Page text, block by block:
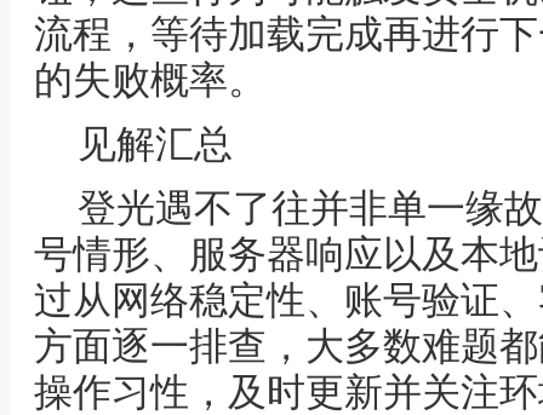
流程，等待加载完成再进行
的失败概率。
见解汇总
登光遇不了往并非单一缘
号情形、服务器响应以及本
过从网络稳定性、账号验证
方面逐一排查，大多数难题
操作习性，及时更新并关注